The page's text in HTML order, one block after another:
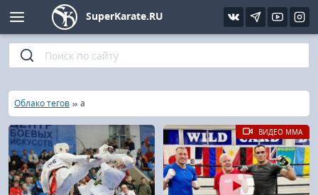
SuperKarate.RU
Главная
»
Облако тегов » а
ВИДЕО MMA
Киокушинкай
Кёкусин (IFK)
Шинкиокушинкай
Кекусин-кан
Фото
Видео
Интервью
Статьи
Уроки каратэ
Файлы
Библиотека